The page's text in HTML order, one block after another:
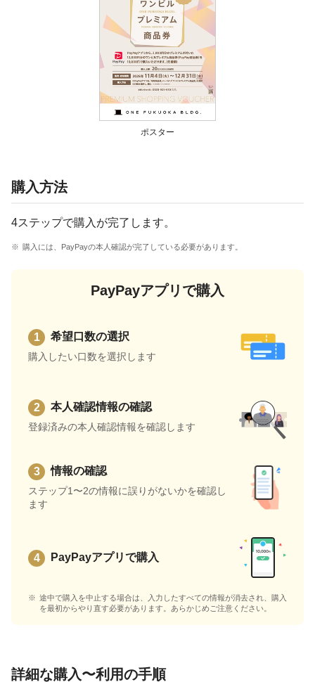
ポスター
購入方法
4ステップで購入が完了します。
購入には、PayPayの本人確認が完了している必要があります。
PayPayアプリで購入
希望口数の選択
購入したい口数を選択します
本人確認情報の確認
登録済みの本人確認情報を確認します
情報の確認
ステップ1〜2の情報に誤りがないかを確認し
ます
PayPayアプリで購入
途中で購入を中止する場合は、入力したすべての情報が消去され、購入
を最初からやり直す必要があります。あらかじめご注意ください。
詳細な購入〜利用の手順